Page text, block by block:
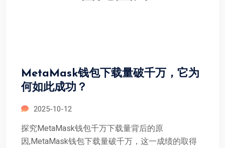
MetaMask钱包下载量破千万，它为
何如此成功？
2025-10-12
探究MetaMask钱包千万下载量背后的原
因,MetaMask钱包下载量破千万，这一成绩的取得